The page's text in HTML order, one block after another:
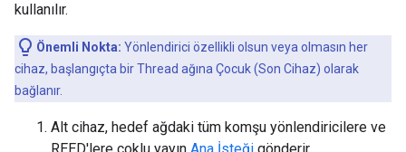
kullanılır.
Önemli Nokta: Yönlendirici özellikli olsun veya olmasın her
cihaz, başlangıçta bir Thread ağına Çocuk (Son Cihaz) olarak
bağlanır.
Alt cihaz, hedef ağdaki tüm komşu yönlendiricilere ve